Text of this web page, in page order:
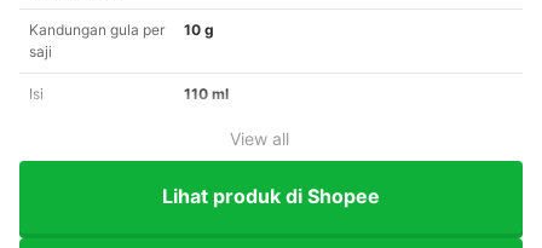
Kandungan gula per
saji
10 g
Isi 110 ml
View all
Lihat produk di Shopee